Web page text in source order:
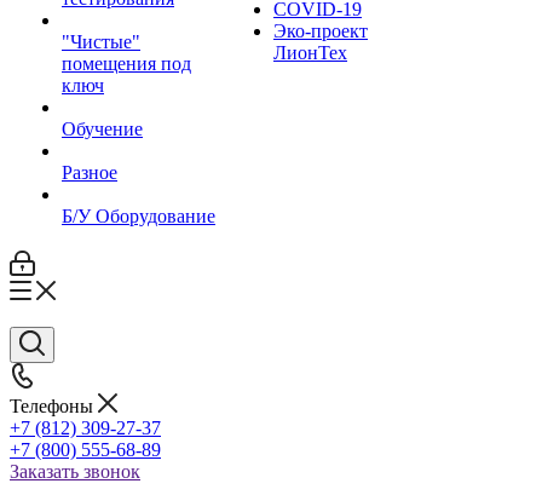
"Чистые"
помещения под
ключ
Обучение
Разное
Б/У Оборудование
COVID-19
Эко-проект
ЛионТех
Телефоны
+7 (812) 309-27-37
+7 (800) 555-68-89
Заказать звонок